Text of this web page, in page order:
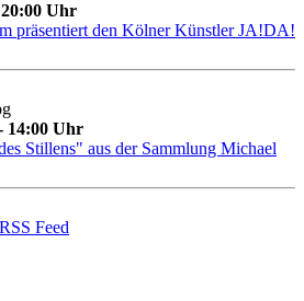
Uhr
präsentiert den Kölner Künstler JA!DA!
14:00 Uhr
Stillens" aus der Sammlung Michael
Feed